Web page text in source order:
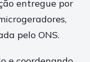
entregue por
pelo ONS.